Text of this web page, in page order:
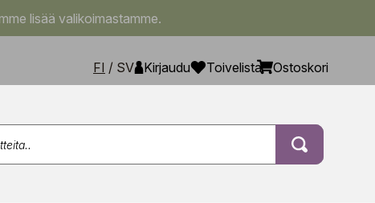
lisää valikoimastamme.
FI / SV Kirjaudu Toivelista Ostoskori